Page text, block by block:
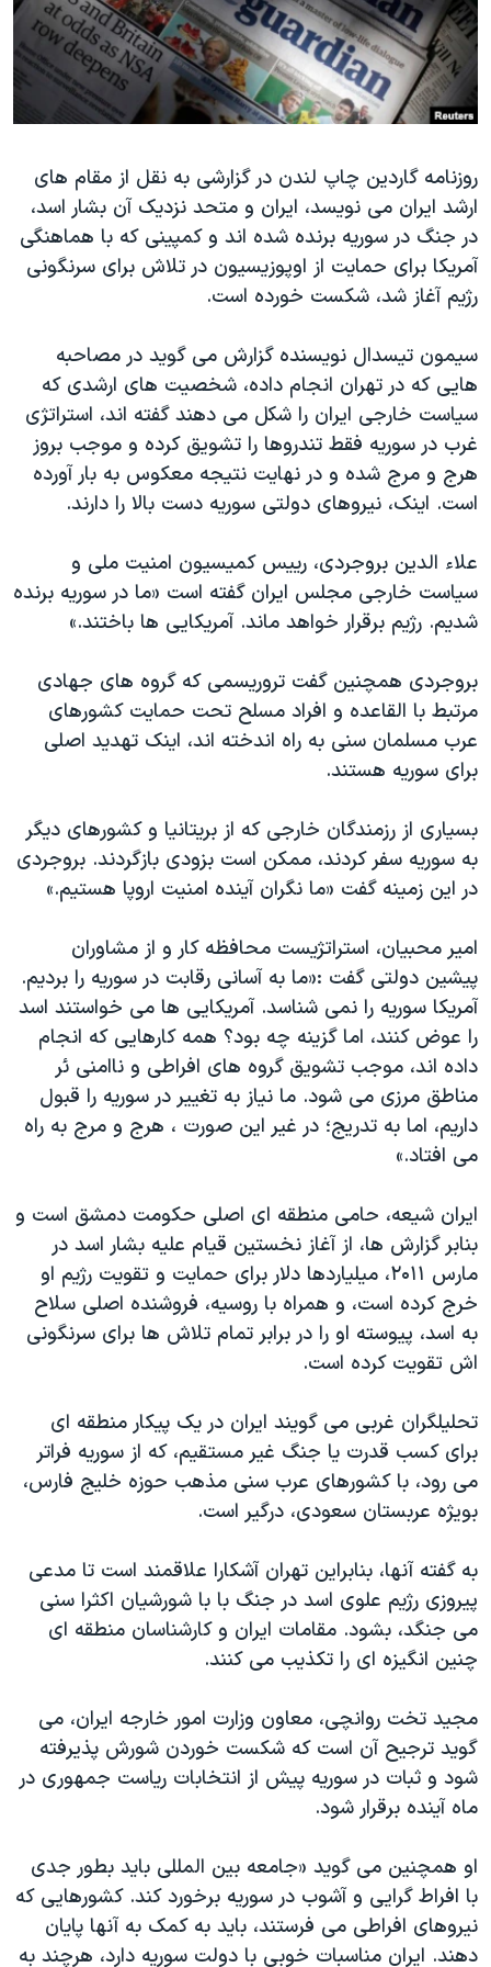
فرهنگ و زندگی
حقوق شهروندی
اقتصادی
اسرائیل در جنگ
گالری عکس
آرشیو پخش زنده
مستندها
انتخابات ریاست جمهوری آمریکا ۲۰۲۴
حمله جمهوری اسلامی به اسرائیل
ورزش زنان در ایران
اعتراضات زن، زندگی، آزادی
مجموعه مستندهای دادخواهی
تریبونال مردمی آبان ۹۸
چهل سال گروگان‌گیری
قانون شفافیت دارائی کادر رهبری ایران
اعتراضات مردمی آبان ۹۸
اسرائیل در جنگ
همایش محافظه‌کاران آمریکا «سی‌پک»
صفحه‌های ویژه
دنبال کنید
زبانهای مختلف
روزنامه گاردین چاپ لندن در گزارشی به نقل از مقام های
ارشد ایران می نویسد، ایران و متحد نزدیک آن بشار اسد،
در جنگ در سوریه برنده شده اند و کمپینی که با هماهنگی
آمریکا برای حمایت از اوپوزیسیون در تلاش برای سرنگونی
رژیم آغاز شد، شکست خورده است.
سیمون تیسدال نویسنده گزارش می گوید در مصاحبه
هایی که در تهران انجام داده، شخصیت های ارشدی که
سیاست خارجی ایران را شکل می دهند گفته اند، استراتژی
غرب در سوریه فقط تندروها را تشویق کرده و موجب بروز
هرج و مرج شده و در نهایت نتیجه معکوس به بار آورده
است. اینک، نیروهای دولتی سوریه دست بالا را دارند.
علاء الدین بروجردی، رییس کمیسیون امنیت ملی و
سیاست خارجی مجلس ایران گفته است «ما در سوریه برنده
شدیم. رژیم برقرار خواهد ماند. آمریکایی ها باختند.»
بروجردی همچنین گفت تروریسمی که گروه های جهادی
مرتبط با القاعده و افراد مسلح تحت حمایت کشورهای
عرب مسلمان سنی به راه اندخته اند، اینک تهدید اصلی
برای سوریه هستند.
بسیاری از رزمندگان خارجی که از بریتانیا و کشورهای دیگر
به سوریه سفر کردند، ممکن است بزودی بازگردند. بروجردی
در این زمینه گفت «ما نگران آینده امنیت اروپا هستیم.»
امیر محبیان، استراتژیست محافظه کار و از مشاوران
پیشین دولتی گفت :«ما به آسانی رقابت در سوریه را بردیم.
آمریکا سوریه را نمی شناسد. آمریکایی ها می خواستند اسد
را عوض کنند، اما گزینه چه بود؟ همه کارهایی که انجام
داده اند، موجب تشویق گروه های افراطی و ناامنی ئر
مناطق مرزی می شود. ما نیاز به تغییر در سوریه را قبول
داریم، اما به تدریج؛ در غیر این صورت ، هرج و مرج به راه
می افتاد.»
ایران شیعه، حامی منطقه ای اصلی حکومت دمشق است و
بنابر گزارش ها، از آغاز نخستین قیام علیه بشار اسد در
مارس ۲۰۱۱، میلیاردها دلار برای حمایت و تقویت رژیم او
خرج کرده است، و همراه با روسیه، فروشنده اصلی سلاح
به اسد، پیوسته او را در برابر تمام تلاش ها برای سرنگونی
اش تقویت کرده است.
تحلیلگران غربی می گویند ایران در یک پیکار منطقه ای
برای کسب قدرت یا جنگ غیر مستقیم، که از سوریه فراتر
می رود، با کشورهای عرب سنی مذهب حوزه خلیج فارس،
بویژه عربستان سعودی، درگیر است.
به گفته آنها، بنابراین تهران آشکارا علاقمند است تا مدعی
پیروزی رژیم علوی اسد در جنگ با با شورشیان اکثرا سنی
می جنگد، بشود. مقامات ایران و کارشناسان منطقه ای
چنین انگیزه ای را تکذیب می کنند.
مجید تخت روانچی، معاون وزارت امور خارجه ایران، می
گوید ترجیح آن است که شکست خوردن شورش پذیرفته
شود و ثبات در سوریه پیش از انتخابات ریاست جمهوری در
ماه آینده برقرار شود.
او همچنین می گوید «جامعه بین المللی باید بطور جدی
با افراط گرایی و آشوب در سوریه برخورد کند. کشورهایی که
نیروهای افراطی می فرستند، باید به کمک به آنها پایان
دهند. ایران مناسبات خوبی با دولت سوریه دارد، هرچند به